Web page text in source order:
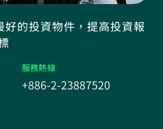
的投資物件，提高投資報
服務熱線
+886-2-23887520